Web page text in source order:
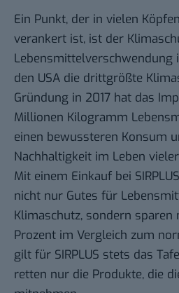
Ein Punkt, der in vielen
verankert ist, ist der
Lebensmittelverschwendung
den USA die drittgrößte
Gründung in 2017 hat das
Millionen Kilogramm
einen bewussteren Konsum
Nachhaltigkeit im Leben
Mit einem Einkauf bei
nicht nur Gutes für
Klimaschutz, sondern sparen
Prozent im Vergleich zum
gilt für SIRPLUS stets das
retten nur die Produkte, die